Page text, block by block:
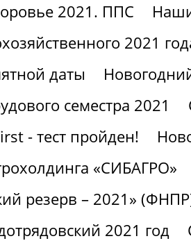
2021. ППС
2021
даты
семестра 2021
- тест пройден!
«СИБАГРО»
резерв – 2021»
2021 год